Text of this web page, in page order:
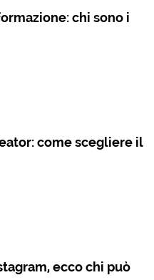
chi sono i
come scegliere il
ecco chi può